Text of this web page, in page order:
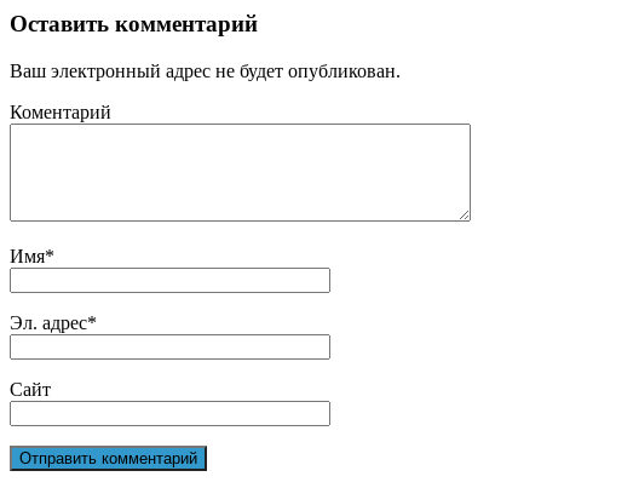
Оставить комментарий
Ваш электронный адрес не будет опубликован.
Коментарий
Имя*
Эл. адрес*
Сайт